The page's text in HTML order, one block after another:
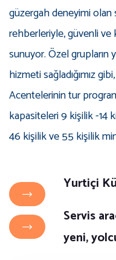
güzergah deneyimi
rehberleriyle, güvenli
sunuyor. Özel grupların
hizmeti sağladığımız
Acentelerinin tur
kapasiteleri 9 kişilik -14
46 kişilik ve 55 kişilik
Yurtiçi
Servis
yeni,